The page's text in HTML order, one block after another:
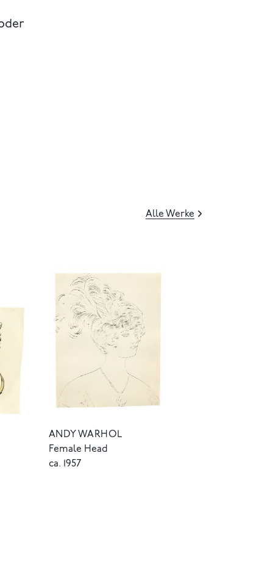
Alle Werke
ANDY WARHOL
Female Head
ca. 1957